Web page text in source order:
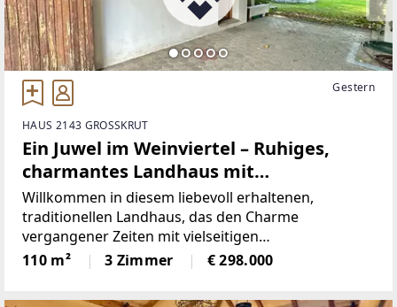
Gestern
HAUS 2143 GROSSKRUT
Ein Juwel im Weinviertel – Ruhiges,
charmantes Landhaus mit
weitläufigem Garten, eigenem
Ferienappartement und kreativem
Freiraum!
Willkommen in diesem liebevoll erhaltenen,
traditionellen Landhaus, das den Charme
vergangener Zeiten mit vielseitigen
Nutzungsmöglichkeiten verbindet. * Ein echtes
Highlight ist der separate Wohn- oder Bürobereich,
110 m² 3 Zimmer € 298.000